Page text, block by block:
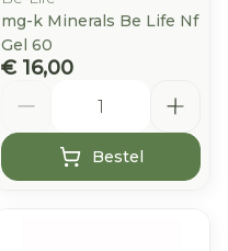
mg-k Minerals Be Life Nf
Gel 60
€ 16,00
Bestel